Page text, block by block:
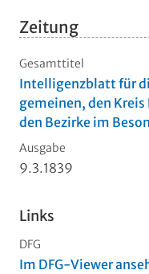
Zeitung
Gesamttitel
Intelligenzblatt für
gemeinen, den
den Bezirke im
Ausgabe
9.3.1839
Links
DFG
Im DFG-Viewer